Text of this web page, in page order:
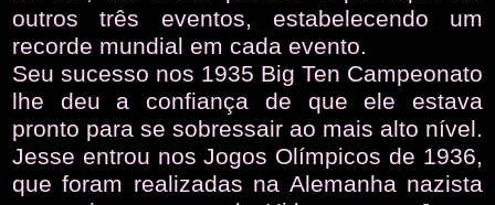
outros três eventos, estabelecendo um
recorde mundial em cada evento.
Seu sucesso nos 1935 Big Ten Campeonato
lhe deu a confiança de que ele estava
pronto para se sobressair ao mais alto nível.
Jesse entrou nos Jogos Olímpicos de 1936,
que foram realizadas na Alemanha nazista